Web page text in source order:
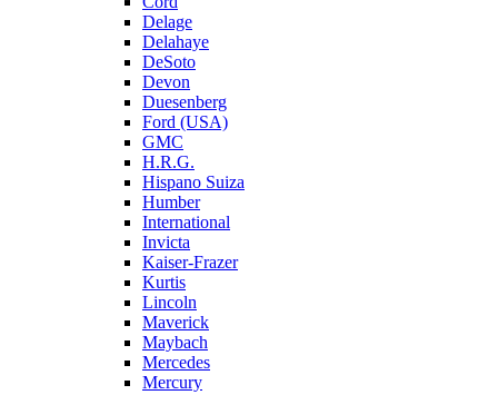
Delage
Delahaye
DeSoto
Devon
Duesenberg
Ford (USA)
GMC
H.R.G.
Hispano Suiza
Humber
International
Invicta
Kaiser-Frazer
Kurtis
Lincoln
Maverick
Maybach
Mercedes
Mercury